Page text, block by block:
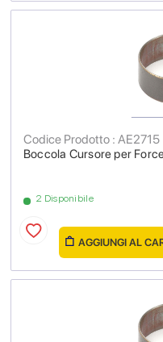
Boccola Cursore per
Codice Prodotto : AE2715
2 Disponibile
AGGIUNGI AL